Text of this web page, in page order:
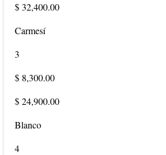
$ 32,400.00
Carmesí
3
$ 8,300.00
$ 24,900.00
Blanco
4